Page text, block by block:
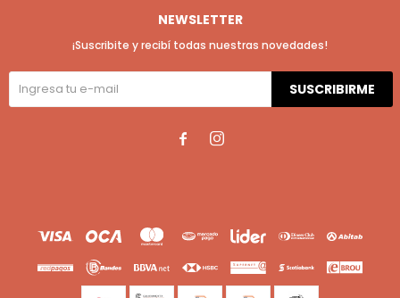
NEWSLETTER
¡Suscribite y recibí todas nuestras novedades!
SUSCRIBIRME
 